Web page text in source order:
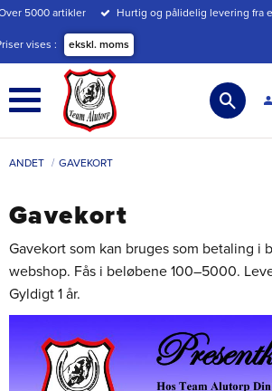
Menu
5000 artikler Hurtig og pålidelig levering fra
vises ekskl. moms
ANDET GAVEKORT
Gavekort
Gavekort som kan bruges som betaling i
webshop. Fås i beløbene 100–5000.
Gyldigt 1 år.